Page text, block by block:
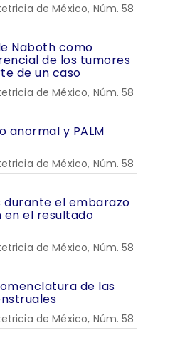
de México, Núm. 58
Naboth como
de los tumores
de un caso
de México, Núm. 58
anormal y PALM
de México, Núm. 58
durante el embarazo
en el resultado
de México, Núm. 58
de las
de México, Núm. 58